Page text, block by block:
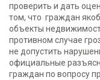
проверить и дать
том, что граждан
объекты
противном случае
не допустить
официальные
граждан по вопросу